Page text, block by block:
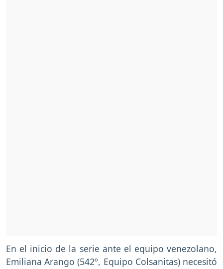
En el inicio de la serie ante el equipo venezolano,
Emiliana Arango (542º, Equipo Colsanitas) necesitó